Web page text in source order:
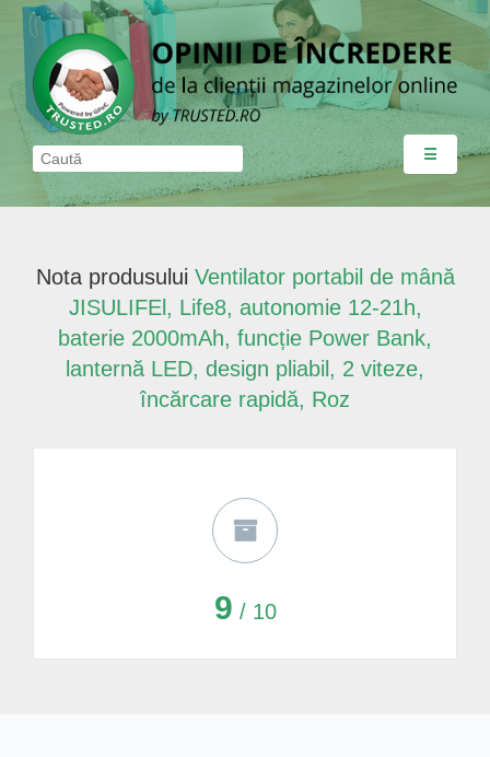
☰
Nota produsului Ventilator portabil de mână
JISULIFEl, Life8, autonomie 12-21h,
baterie 2000mAh, funcție Power Bank,
lanternă LED, design pliabil, 2 viteze,
încărcare rapidă, Roz
9 / 10